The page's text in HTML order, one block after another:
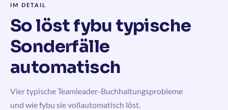
IM DETAIL
So löst fybu typische
Sonderfälle
automatisch
Vier typische Teamleader-Buchhaltungsprobleme
und wie fybu sie vollautomatisch löst.